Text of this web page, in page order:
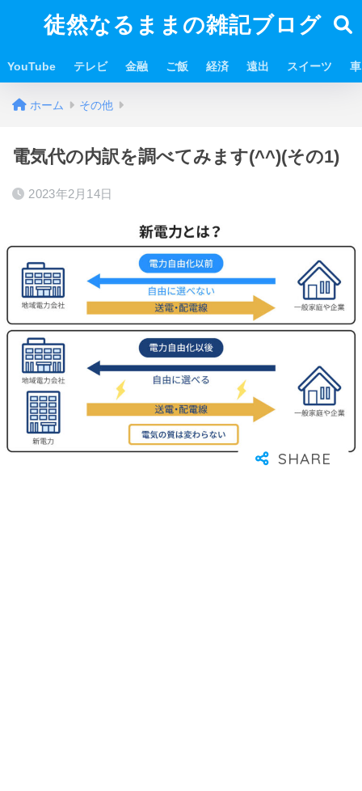
徒然なるままの雑記ブログ
YouTube テレビ 金融 ご飯 経済 遠出 スイーツ 車
ホーム その他
電気代の内訳を調べてみます(^^)(その1)
2023年2月14日